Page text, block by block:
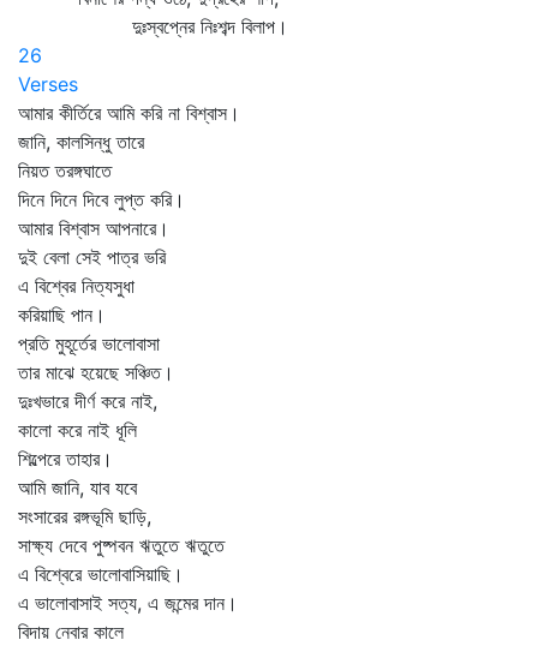
দুঃস্বপ্নের নিঃশব্দ বিলাপ।
26
Verses
আমার কীর্তিরে আমি করি না বিশ্বাস।
জানি, কালসিন্ধু তারে
নিয়ত তরঙ্গঘাতে
দিনে দিনে দিবে লুপ্ত করি।
আমার বিশ্বাস আপনারে।
দুই বেলা সেই পাত্র ভরি
এ বিশ্বের নিত্যসুধা
করিয়াছি পান।
প্রতি মুহূর্তের ভালোবাসা
তার মাঝে হয়েছে সঞ্চিত।
দুঃখভারে দীর্ণ করে নাই,
কালো করে নাই ধূলি
শিল্পেরে তাহার।
আমি জানি, যাব যবে
সংসারের রঙ্গভূমি ছাড়ি,
সাক্ষ্য দেবে পুষ্পবন ঋতুতে ঋতুতে
এ বিশ্বেরে ভালোবাসিয়াছি।
এ ভালোবাসাই সত্য, এ জন্মের দান।
বিদায় নেবার কালে